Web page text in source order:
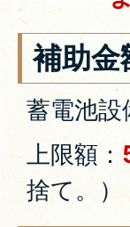
補助金
蓄電池
上限額：
捨て。）